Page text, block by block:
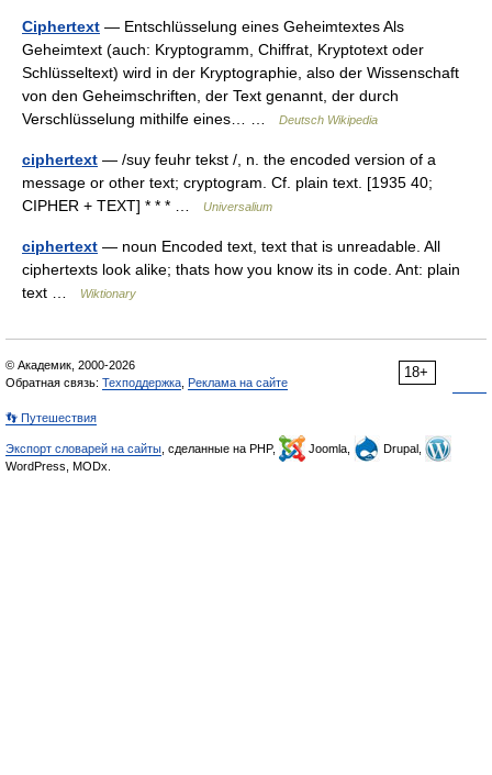
Ciphertext — Entschlüsselung eines Geheimtextes Als
Geheimtext (auch: Kryptogramm, Chiffrat, Kryptotext oder
Schlüsseltext) wird in der Kryptographie, also der Wissenschaft
von den Geheimschriften, der Text genannt, der durch
Verschlüsselung mithilfe eines… …
Deutsch Wikipedia
ciphertext — /suy feuhr tekst /, n. the encoded version of a
message or other text; cryptogram. Cf. plain text. [1935 40;
CIPHER + TEXT] * * * …
Universalium
ciphertext — noun Encoded text, text that is unreadable. All
ciphertexts look alike; thats how you know its in code. Ant: plain
text …
Wiktionary
18+
© Академик, 2000-2026
Обратная связь: Техподдержка Реклама на сайте
👣 Путешествия
Экспорт словарей на сайты , сделанные на PHP, Joomla,
Drupal,
WordPress, MODx.